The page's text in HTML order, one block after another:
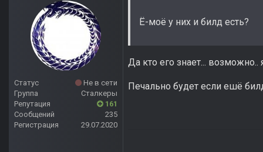
Статус
Не в сети
Группа
Сталкеры
Репутация
161
Сообщений
235
Регистрация
29.07.2020
Ё-моё у них и билд есть?
Да кто его знает...
Печально будет если ешё